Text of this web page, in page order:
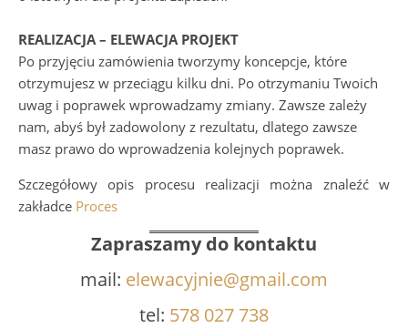
REALIZACJA – ELEWACJA PROJEKT
Po przyjęciu zamówienia tworzymy koncepcje, które
otrzymujesz w przeciągu kilku dni. Po otrzymaniu Twoich
uwag i poprawek wprowadzamy zmiany. Zawsze zależy
nam, abyś był zadowolony z rezultatu, dlatego zawsze
masz prawo do wprowadzenia kolejnych poprawek.
Szczegółowy opis procesu realizacji można znaleźć w
zakładce Proces
Zapraszamy do kontaktu
mail: elewacyjnie@gmail.com
tel: 578 027 738